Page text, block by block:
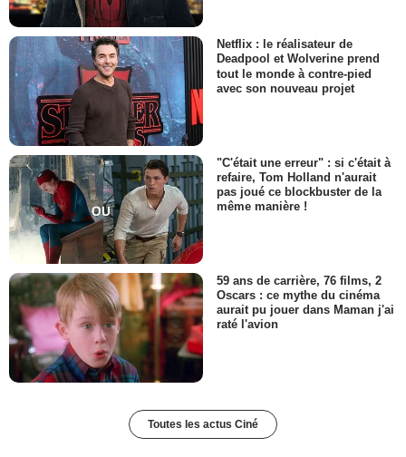
Netflix : le réalisateur de
Deadpool et Wolverine prend
tout le monde à contre-pied
avec son nouveau projet
"C'était une erreur" : si c'était à
refaire, Tom Holland n'aurait
pas joué ce blockbuster de la
même manière !
59 ans de carrière, 76 films, 2
Oscars : ce mythe du cinéma
aurait pu jouer dans Maman j'ai
raté l'avion
Toutes les actus Ciné